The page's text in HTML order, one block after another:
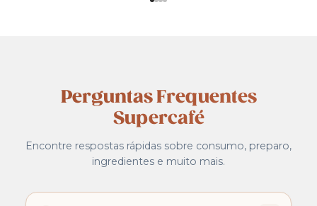
Perguntas Frequentes
Supercafé
Encontre respostas rápidas sobre consumo, preparo,
ingredientes e muito mais.